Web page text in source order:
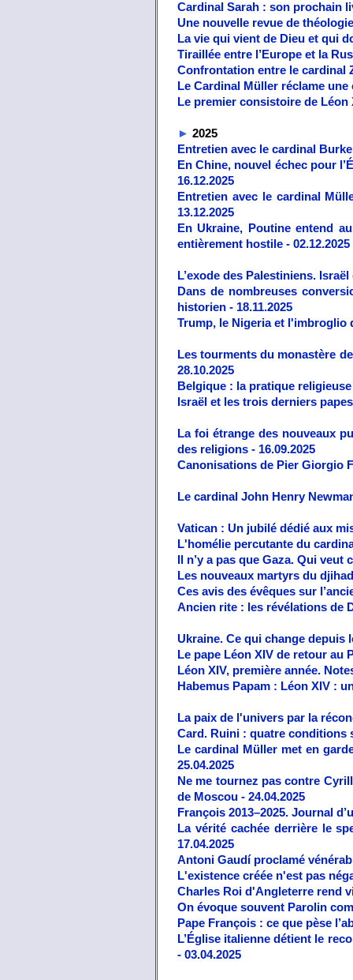
Cardinal Sarah : son prochain
Une nouvelle revue de
La vie qui vient de Dieu et qui
Tiraillée entre l’Europe et la
Confrontation entre le cardinal
Le Cardinal Müller réclame une
Le premier consistoire de Léon
► 2025
Entretien avec le cardinal
En Chine, nouvel échec pour
16.12.2025
Entretien avec le cardinal
13.12.2025
En Ukraine, Poutine entend
entièrement hostile - 02.12.2025
L’exode des Palestiniens.
Dans de nombreuses
historien - 18.11.2025
Trump, le Nigeria et l'imbroglio
Les tourments du monastère
28.10.2025
Belgique : la pratique
Israël et les trois derniers
La foi étrange des nouveaux
des religions - 16.09.2025
Canonisations de Pier Giorgio
Le cardinal John Henry
Vatican : Un jubilé dédié aux
L'homélie percutante du
Il n’y a pas que Gaza. Qui
Les nouveaux martyrs du
Ces avis des évêques sur
Ancien rite : les révélations de
Ukraine. Ce qui change depuis
Le pape Léon XIV de retour au
Léon XIV, première année.
Habemus Papam : Léon XIV :
La paix de l'univers par la
Card. Ruini : quatre conditions
Le cardinal Müller met en
25.04.2025
Ne me tournez pas contre
de Moscou - 24.04.2025
François 2013–2025. Journal
La vérité cachée derrière le
17.04.2025
Antoni Gaudí proclamé
L'existence créée n'est pas
Charles Roi d'Angleterre rend
On évoque souvent Parolin
Pape François : ce que pèse
L’Église italienne détient le
- 03.04.2025